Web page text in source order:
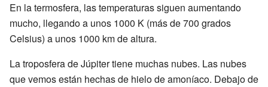
En la termosfera, las temperaturas siguen aumentando
mucho, llegando a unos 1000 K (más de 700 grados
Celsius) a unos 1000 km de altura.
La troposfera de Júpiter tiene muchas nubes. Las nubes
que vemos están hechas de hielo de amoníaco. Debajo de